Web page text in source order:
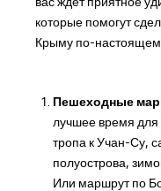
которые помогут
Крыму по-
Пешеходные
лучшее время
тропа к Учан-Су,
полуострова,
Или маршрут по